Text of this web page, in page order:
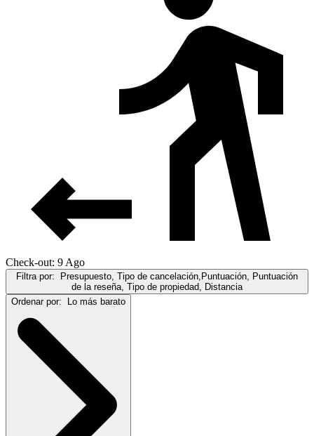
Check-out: 9 Ago
Filtra por:
Presupuesto, Tipo de cancelación,Puntuación, Puntuación
de la reseña, Tipo de propiedad, Distancia
Ordenar por:
Lo más barato